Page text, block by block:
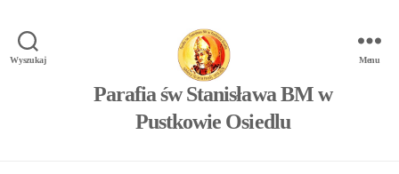
Wyszukaj
Parafia św Stanisława BM w
Pustkowie Osiedlu
Menu